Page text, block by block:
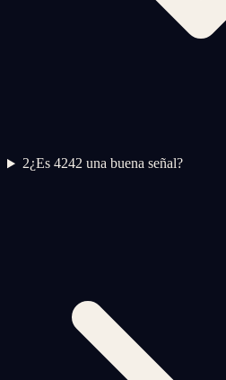
2¿Es 4242 una buena señal?